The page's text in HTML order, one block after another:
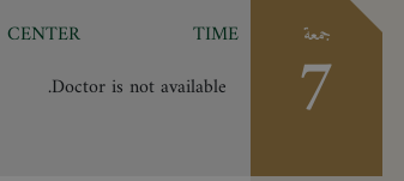
جمعة
7
TIME
CENTER
Doctor is not available.